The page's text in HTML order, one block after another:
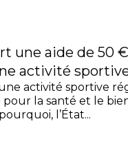
une aide de 50
activité
activité sportive
pour la santé et le
l’État...